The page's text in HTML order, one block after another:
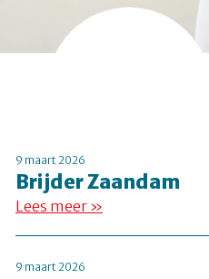
9 maart 2026
Brijder Zaandam
Lees meer »
9 maart 2026